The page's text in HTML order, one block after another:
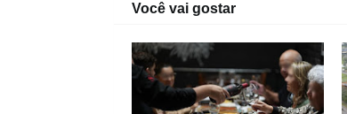
Você vai gostar